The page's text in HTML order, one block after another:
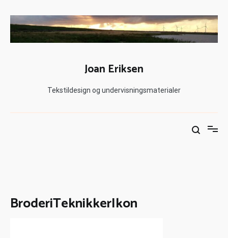
Joan Eriksen
Tekstildesign og undervisningsmaterialer
BroderiTeknikkerIkon